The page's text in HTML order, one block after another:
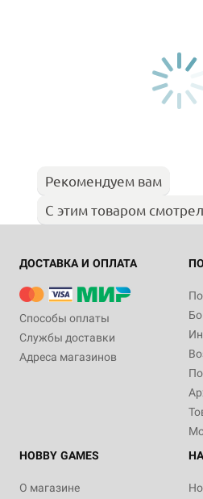
Рекомендуем вам
С этим товаром
ДОСТАВКА И ОПЛАТА
Способы оплаты
Службы доставки
Адреса магазинов
HOBBY GAMES
О магазине